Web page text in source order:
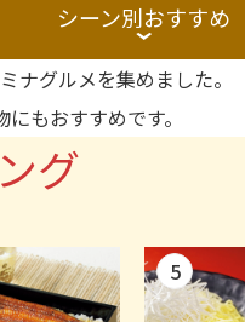
シーン別おすすめ
ナグルメを集めました。
もおすすめです。
グ